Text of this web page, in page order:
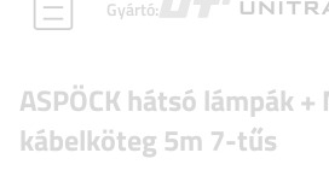
Gyártó:
ASPÖCK hátsó lámpák +
kábelköteg 5m 7-tűs